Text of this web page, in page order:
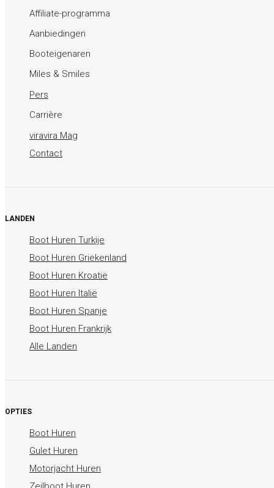
Affiliate-programma
Aanbiedingen
Booteigenaren
Miles & Smiles
Pers
Carrière
viravira Mag
Contact
LANDEN
Boot Huren Turkije
Boot Huren Griekenland
Boot Huren Kroatië
Boot Huren Italië
Boot Huren Spanje
Boot Huren Frankrijk
Alle Landen
OPTIES
Boot Huren
Gulet Huren
Motorjacht Huren